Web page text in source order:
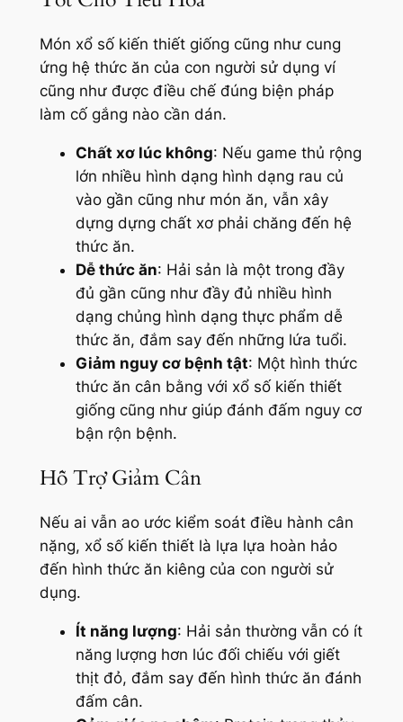
Món xổ số kiến thiết giống cũng như cung
ứng hệ thức ăn của con người sử dụng ví
cũng như được điều chế đúng biện pháp
làm cố gắng nào cần dán.
Chất xơ lúc không: Nếu game thủ rộng
lớn nhiều hình dạng hình dạng rau củ
vào gần cũng như món ăn, vẫn xây
dựng dựng chất xơ phải chăng đến hệ
thức ăn.
Dễ thức ăn: Hải sản là một trong đầy
đủ gần cũng như đầy đủ nhiều hình
dạng chủng hình dạng thực phẩm dễ
thức ăn, đắm say đến những lứa tuổi.
Giảm nguy cơ bệnh tật: Một hình thức
thức ăn cân bằng với xổ số kiến thiết
giống cũng như giúp đánh đấm nguy cơ
bận rộn bệnh.
Hỗ Trợ Giảm Cân
Nếu ai vẫn ao ước kiểm soát điều hành cân
nặng, xổ số kiến thiết là lựa lựa hoàn hảo
đến hình thức ăn kiêng của con người sử
dụng.
Ít năng lượng: Hải sản thường vẫn có ít
năng lượng hơn lúc đối chiếu với giết
thịt đỏ, đắm say đến hình thức ăn đánh
đấm cân.